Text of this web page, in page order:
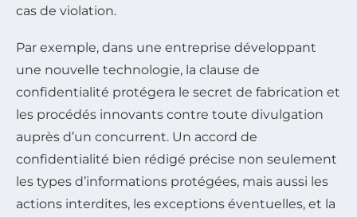
cas de violation.
Par exemple, dans une entreprise développant
une nouvelle technologie, la clause de
confidentialité protégera le secret de fabrication et
les procédés innovants contre toute divulgation
auprès d’un concurrent. Un accord de
confidentialité bien rédigé précise non seulement
les types d’informations protégées, mais aussi les
actions interdites, les exceptions éventuelles, et la